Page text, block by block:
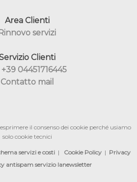
Area Clienti
Rinnovo servizi
Clienti
+39 04451716445
Contatto mail
il consenso dei cookie perché usiamo
solo cookie tecnici
servizi e costi| Cookie Policy| Privacy
antispam servizio lanewsletter